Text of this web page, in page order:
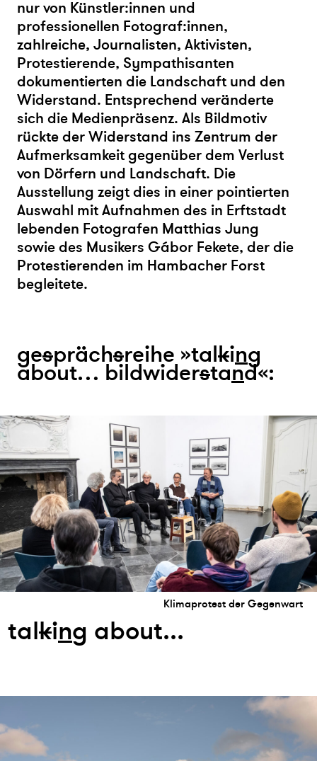
nur von Künstler:innen und
professionellen Fotograf:innen,
zahlreiche, Journalisten, Aktivisten,
Protestierende, Sympathisanten
dokumentierten die Landschaft und den
Widerstand. Entsprechend veränderte
sich die Medienpräsenz. Als Bildmotiv
rückte der Widerstand ins Zentrum der
Aufmerksamkeit gegenüber dem Verlust
von Dörfern und Landschaft. Die
Ausstellung zeigt dies in einer pointierten
Auswahl mit Aufnahmen des in Erftstadt
lebenden Fotografen Matthias Jung
sowie des Musikers Gábor Fekete, der die
Protestierenden im Hambacher Forst
begleitete.
gesprächsreihe »talking
about… bildwiderstand«:
Klimaprotest der Gegenwart
talking about...